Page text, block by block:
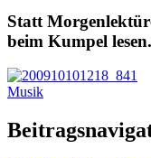
Statt
beim Kumpel lesen.
Musik